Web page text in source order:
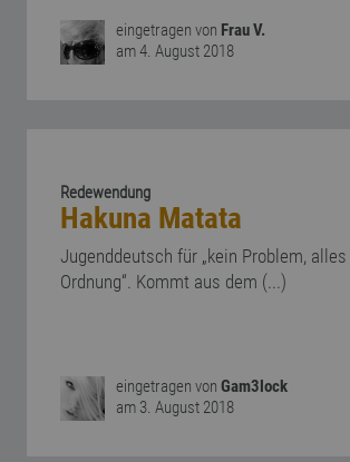
eingetragen von Frau V.
am 4. August 2018
Redewendung
Hakuna Matata
Jugenddeutsch für „kein Problem, alles
Ordnung“. Kommt aus dem (...)
eingetragen vonGam3lock
am 3. August 2018